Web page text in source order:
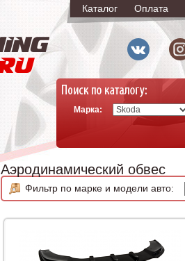
Каталог Оплата
Марка:
Аэродинамический обвес
Фильтр по марке и модели авто: